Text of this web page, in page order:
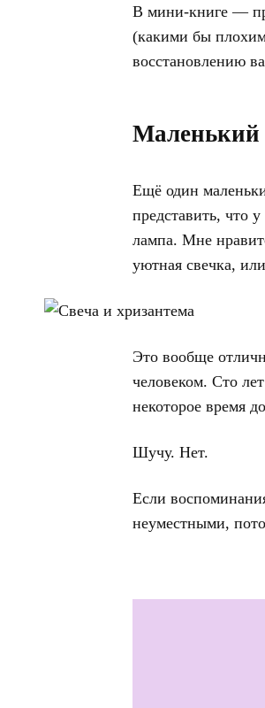
В мини-книге —
(какими бы
восстановлению
Маленький
Ещё один
представить, что
лампа. Мне
уютная свечка,
Это вообще
человеком. Сто
некоторое время
Шучу. Нет.
Если
неуместными,